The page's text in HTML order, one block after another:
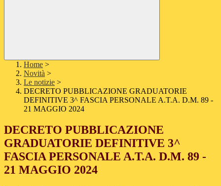
Home >
Novità >
Le notizie >
DECRETO PUBBLICAZIONE GRADUATORIE
DEFINITIVE 3^ FASCIA PERSONALE A.T.A. D.M. 89 -
21 MAGGIO 2024
DECRETO PUBBLICAZIONE
GRADUATORIE DEFINITIVE 3^
FASCIA PERSONALE A.T.A. D.M. 89 -
21 MAGGIO 2024